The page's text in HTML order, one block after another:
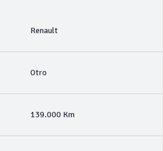
Renault
Otro
139.000 Km